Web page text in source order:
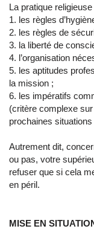
La pratique
1. les règles
2. les règles de
3. la liberté de
4. l’organisation
5. les aptitudes
la mission ;
6. les impératifs
(critère complexe
prochaines
Autrement dit,
ou pas, votre
refuser que si cela
en péril.
MISE EN